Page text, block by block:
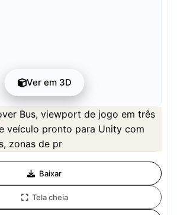
Ver em 3D
gratuitamente. A qualidade total está disponível
qualidade total requer registro e 1 crédito.
Baixar
Tela cheia